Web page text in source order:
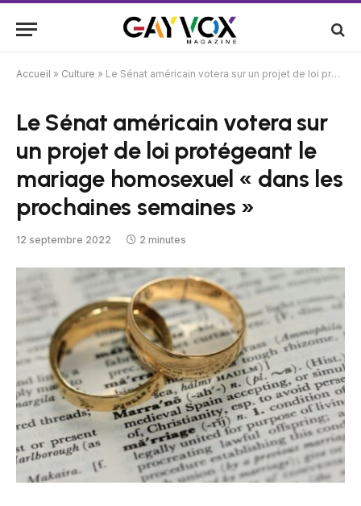
Accueil » Culture » Le Sénat américain votera sur un projet de loi protégeant le mariage homosexuel « dans les prochaines semaines »
Le Sénat américain votera sur
un projet de loi protégeant le
mariage homosexuel « dans les
prochaines semaines »
12 septembre 2022 2 minutes